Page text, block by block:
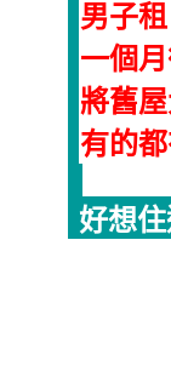
男子
一個
將舊
有的都
好想住